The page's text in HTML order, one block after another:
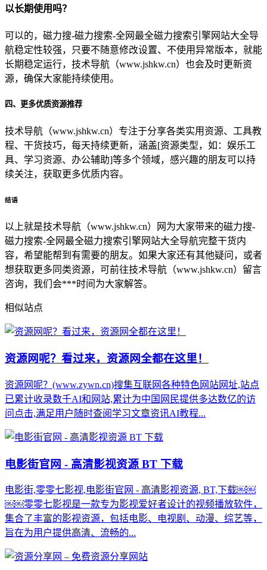
以长期使用吗？
可以的，磁力搜-磁力搜索-全网最全磁力搜索引擎网站大全导
航稳定性较强，只要不随意修改设置、不使用异常版本，就能
长期稳定运行，技术导航（www.jshkw.cn）也会及时更新资
源，确保大家能持续使用。
四、更多优质资源推荐
技术导航（www.jshkw.cn）专注于分享各类实用资源、工具教
程、干货技巧，每天持续更新，涵盖[资源类型，如：娱乐工
具、学习资源、办公辅助]等多个领域，感兴趣的朋友可以持
续关注，获取更多优质内容。
结语
以上就是技术导航（www.jshkw.cn）网为大家带来的磁力搜-
磁力搜索-全网最全磁力搜索引擎网站大全导航完整干货内
容，希望能帮到有需要的朋友。如果大家还有其他疑问，或者
想获取更多同类资源，可前往技术导航（www.jshkw.cn）留言
咨询，我们会***时间为大家解答。
相似站点
资源网呢？看过来，资源网全都在这里！
资源网呢？(www.zywn.cn)搜集互联网各种特色网站网址,站点
已累计收录数千AI和网站,累计为中国网民提供多达数亿的访
问点击,满足用户随时查阅学习文章资讯AI教程...
电影街官网 - 高清影视资源 BT 下载
电影街,零零七影视,电影街官网 - 高清影视资源, BT,下载￼￼
￼￼零零七影视是一款专为影视爱好者设计的视频播放软件，
集合了丰富的影视资源，包括电影、电视剧、动漫、综艺等，
旨在为用户提供高清、流畅的...